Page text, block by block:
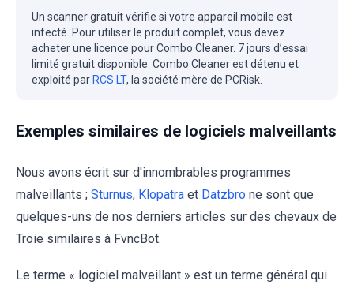
Un scanner gratuit vérifie si votre appareil mobile est
infecté. Pour utiliser le produit complet, vous devez
acheter une licence pour Combo Cleaner. 7 jours d’essai
limité gratuit disponible. Combo Cleaner est détenu et
exploité par RCS LT, la société mère de PCRisk.
Exemples similaires de logiciels malveillants
Nous avons écrit sur d'innombrables programmes
malveillants ; Sturnus, Klopatra et Datzbro ne sont que
quelques-uns de nos derniers articles sur des chevaux de
Troie similaires à FvncBot.
Le terme « logiciel malveillant » est un terme général qui